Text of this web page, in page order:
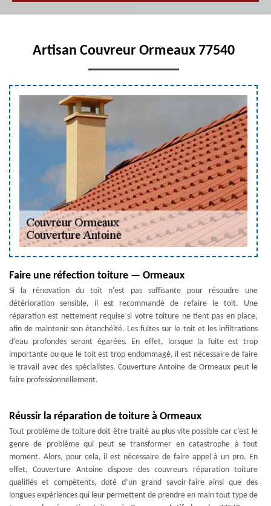
Artisan Couvreur Ormeaux 77540
Faire une réfection toiture — Ormeaux
Si la rénovation du toit n'est pas suffisante pour résoudre une
détérioration sensible, il est recommandé de refaire le toit. Une
réparation est nettement requise si votre toiture ne tient pas en place,
afin de maintenir son étanchéité. Les fuites sur le toit et les infiltrations
d'eau profondes seront égarées. En effet, lorsque la fuite est trop
importante ou que le toit est trop endommagé, il est nécessaire de faire
le travail avec des spécialistes. Couverture Antoine de Ormeaux peut le
faire professionnellement.
Réussir la réparation de toiture à Ormeaux
Tout problème de toiture doit être traité au plus vite possible car c’est le
genre de problème qui peut se transformer en catastrophe à tout
moment. Alors, pour cela, il est nécessaire de faire appel à un pro. En
effet, Couverture Antoine dispose des couvreurs réparation toiture
qualifiés et compétents, doté d’un grand savoir-faire ainsi que des
longues expériences qui leur permettent de prendre en main tout type de